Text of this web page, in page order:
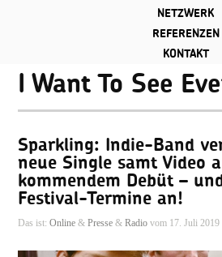
NETZWERK
REFERENZEN
KONTAKT
I Want To See
Sparkling: Indie-Band
neue Single samt Video
kommendem Debüt –
Festival-Termine an!
Das ist: Online& Presse& Radiovom 17. Juli 2019